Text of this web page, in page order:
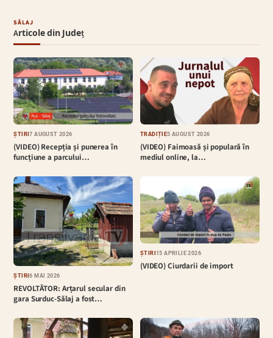
SĂLAJ
Articole din Județ
ȘTIRI7 AUGUST 2026
(VIDEO) Recepția și punerea în
funcțiune a parcului…
TRADIȚIE5 AUGUST 2026
(VIDEO) Faimoasă și populară în
mediul online, la…
ȘTIRI6 MAI 2026
REVOLTĂTOR: Arțarul secular din
gara Surduc-Sălaj a fost…
ȘTIRI15 APRILIE 2026
(VIDEO) Ciurdarii de import